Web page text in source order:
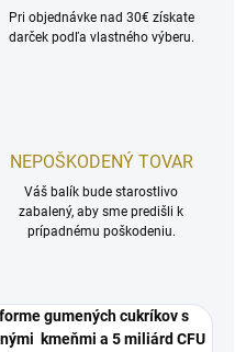
Pri objednávke nad 30€ získate
darček podľa vlastného výberu.
NEPOŠKODENÝ TOVAR
Váš balík bude starostlivo
zabalený, aby sme predišli k
prípadnému poškodeniu.
gumených cukríkov s
kmeňmi a 5 miliárd CFU